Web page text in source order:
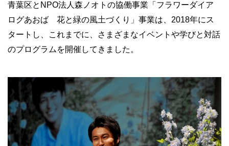
青葉区と NPO法人森ノオトの協働事業「フラワーダイア
ログあおば 花と緑の風土づくり」事業は、 2018年にス
タートし、これまでに、さまざまなイベントや学びと対話
のプログラムを開催してきました。